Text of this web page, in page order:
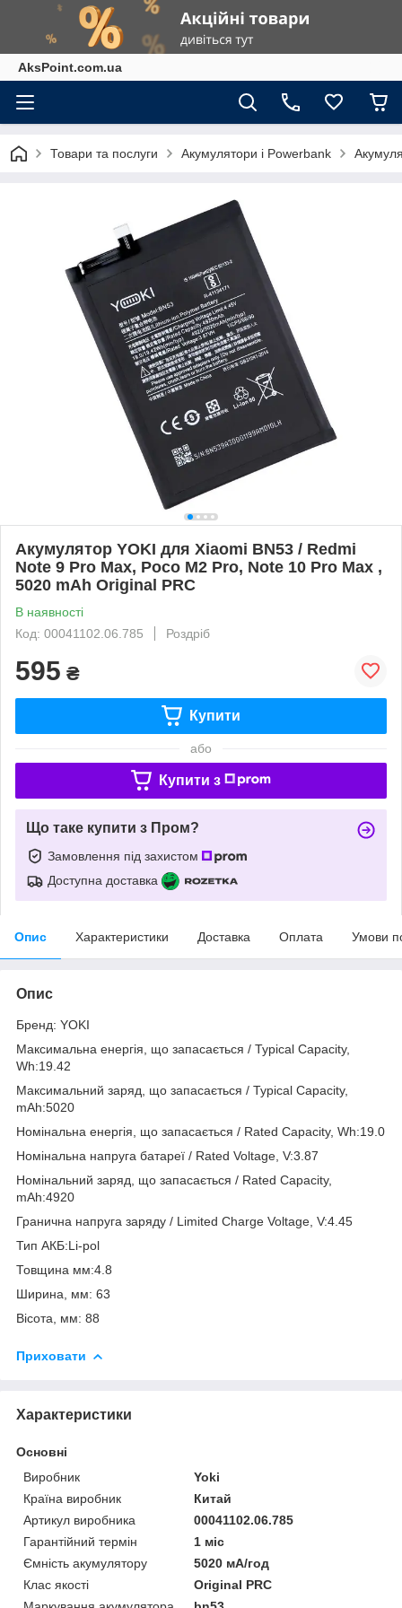
AksPoint.com.ua
Товари та послуги Акумулятори і Powerbank
Акумулятор YOKI для Xiaomi BN53 / Redmi
Note 9 Pro Max, Poco M2 Pro, Note 10 Pro Max ,
5020 mAh Original PRC
В наявності
Код: 00041102.06.785
Роздріб
595 ₴
Купити
або
Купити з
Що таке купити з Пром?
Замовлення під захистом
Доступна доставка
Опис Характеристики Доставка Оплата Умови
Опис
Бренд: YOKI
Максимальна енергія, що запасається / Typical Capacity,
Wh:19.42
Максимальний заряд, що запасається / Typical Capacity,
mAh:5020
Номінальна енергія, що запасається / Rated Capacity, Wh:19.0
Номінальна напруга батареї / Rated Voltage, V:3.87
Номінальний заряд, що запасається / Rated Capacity,
mAh:4920
Гранична напруга заряду / Limited Charge Voltage, V:4.45
Тип АКБ:Li-pol
Товщина мм:4.8
Ширина, мм: 63
Вісота, мм: 88
Приховати
Характеристики
Основні
Виробник
Yoki
Країна виробник
Китай
Артикул виробника
00041102.06.785
Гарантійний термін
1 міс
Ємність акумулятору
5020 мА/год
Клас якості
Original PRC